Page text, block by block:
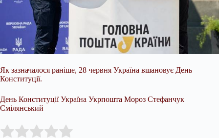
Як зазначалося раніше, 28 червня Україна вшановує День
Конституції.
День Конституції Україна Укрпошта Мороз Стефанчук
Смілянський
Rate this item: